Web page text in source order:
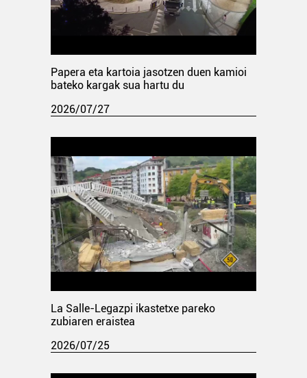
Papera eta kartoia jasotzen duen kamioi
bateko kargak sua hartu du
2026/07/27
La Salle-Legazpi ikastetxe pareko
zubiaren eraistea
2026/07/25